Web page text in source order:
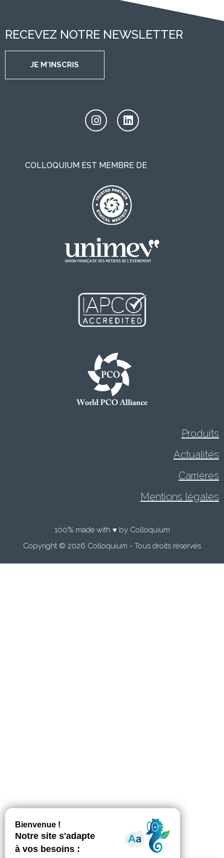
RECEVEZ NOTRE NEWSLETTER
JE M'INSCRIS
COLLOQUIUM EST MEMBRE DE
Produits
Actualités
Carrières
Mentions légales
100% made with ♥ by Colloquium
Copyright © 2026 Colloquium - Tous droits réservés